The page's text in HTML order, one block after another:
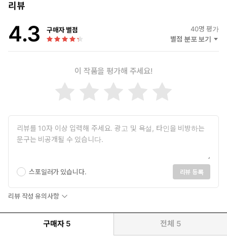
리뷰
4.3 구매자 별점 40명 평가
별점 분포 보기
이 작품을 평가해 주세요!
스포일러가 있습니다. 리뷰 등록
리뷰 작성 유의사항
구매자 5 전체 5